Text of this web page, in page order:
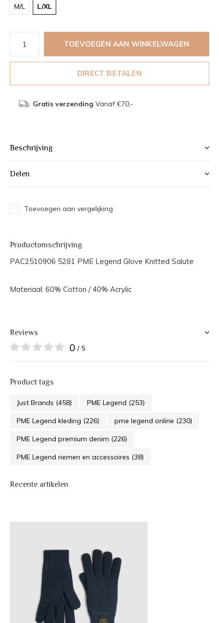
M/L L/XL
TOEVOEGEN AAN WINKELWAGEN
DIRECT BETALEN
Gratis verzending Vanaf €70,-
Beschrijving
Delen
Toevoegen aan vergelijking
Productomschrijving
PAC2510906 5281 PME Legend Glove Knitted Salute
Materiaal: 60% Cotton / 40% Acrylic
Reviews
0 / 5
Product tags
Just Brands (458) PME Legend (253)
PME Legend kleding (226) pme legend online (230)
PME Legend premium denim (226)
PME Legend riemen en accessoires (38)
Recente artikelen